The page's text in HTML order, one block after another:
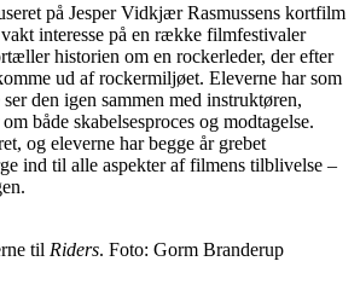
på Jesper Vidkjær Rasmussens kortfilm
interesse på en række filmfestivaler
historien om en rockerleder, der efter
ud af rockermiljøet. Eleverne har som
den igen sammen med instruktøren,
både skabelsesproces og modtagelse.
og eleverne har begge år grebet
ind til alle aspekter af filmens tilblivelse –
til Riders. Foto: Gorm Branderup